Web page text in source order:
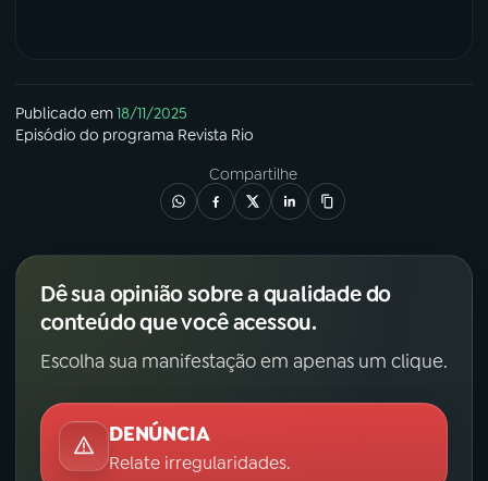
Publicado em18/11/2025
Episódio do programa Revista Rio
Compartilhe
Dê sua opinião sobre a qualidade do
conteúdo que você acessou.
Escolha sua manifestação em apenas um clique.
DENÚNCIA
Relate irregularidades.